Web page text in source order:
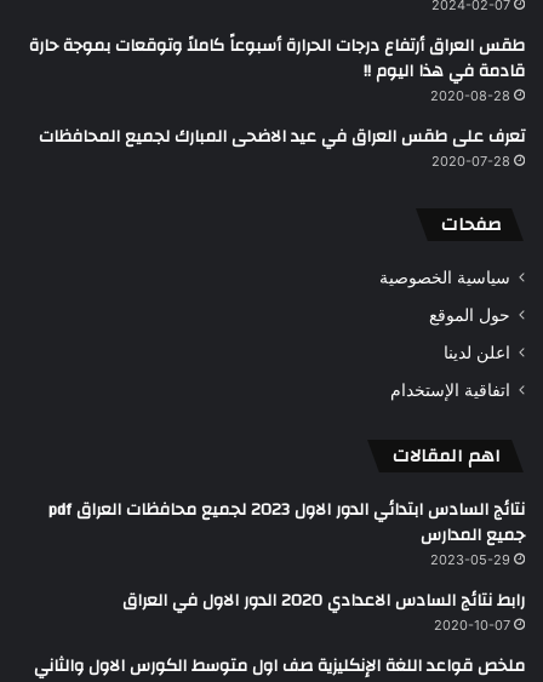
2024-02-07
طقس العراق أرتفاع درجات الحرارة أسبوعاً كاملاً وتوقعات بموجة حارة
قادمة في هذا اليوم !!
2020-08-28
تعرف على طقس العراق في عيد الاضحى المبارك لجميع المحافظات
2020-07-28
صفحات
سياسية الخصوصية
حول الموقع
اعلن لدينا
اتفاقية الإستخدام
اهم المقالات
نتائج السادس ابتدائي الدور الاول 2023 لجميع محافظات العراق pdf
جميع المدارس
2023-05-29
رابط نتائج السادس الاعدادي 2020 الدور الاول في العراق
2020-10-07
ملخص قواعد اللغة الإنكليزية صف اول متوسط الكورس الاول والثاني